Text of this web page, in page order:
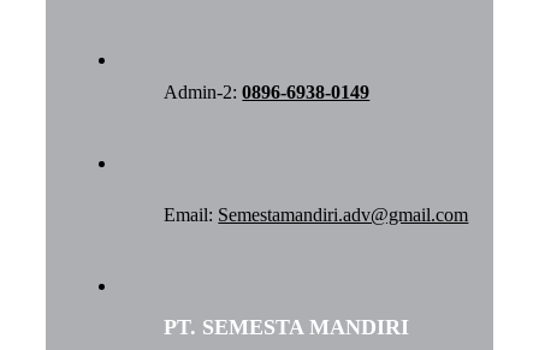
Admin-2:0896-6938-0149
Email: Semestamandiri.adv@gmail.com
PT. SEMESTA MANDIRI